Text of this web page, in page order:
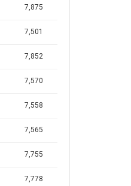
7,875
7,501
7,852
7,570
7,558
7,565
7,755
7,778